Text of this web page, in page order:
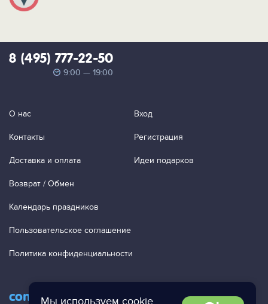
Мы используем cookie
contact@ac-studio.ru
8 (495) 777-22-50
9:00 — 19:00
О нас
Контакты
Доставка и оплата
Возврат / Обмен
Календарь праздников
Пользовательское соглашение
Политика конфиденциальности
Вход
Регистрация
Идеи подарков